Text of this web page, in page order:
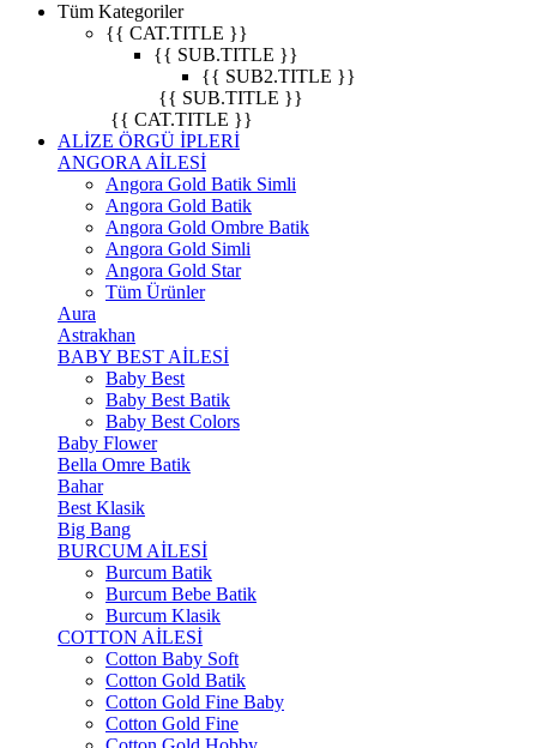
Tüm Kategoriler
{{ CAT.TITLE }}
{{ SUB.TITLE }}
{{ SUB2.TITLE }}
{{ SUB.TITLE }}
{{ CAT.TITLE }}
ALİZE ÖRGÜ İPLERİ
ANGORA AİLESİ
Angora Gold Batik Simli
Angora Gold Batik
Angora Gold Ombre Batik
Angora Gold Simli
Angora Gold Star
Tüm Ürünler
Aura
Astrakhan
BABY BEST AİLESİ
Baby Best
Baby Best Batik
Baby Best Colors
Baby Flower
Bella Omre Batik
Bahar
Best Klasik
Big Bang
BURCUM AİLESİ
Burcum Batik
Burcum Bebe Batik
Burcum Klasik
COTTON AİLESİ
Cotton Baby Soft
Cotton Gold Batik
Cotton Gold Fine Baby
Cotton Gold Fine